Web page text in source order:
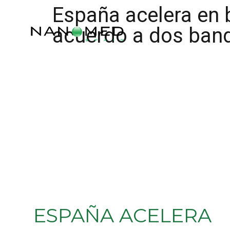
España acelera
acuerdo a dos
ESPAÑA ACELERA